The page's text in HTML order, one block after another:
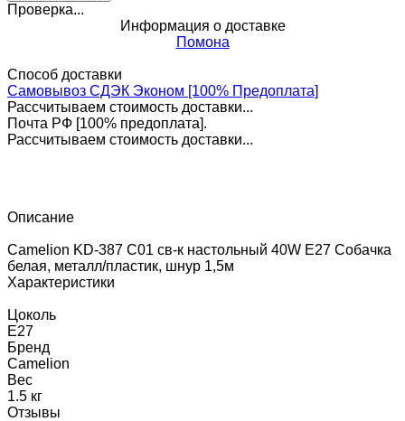
Проверка...
Информация о доставке
Помона
Способ доставки
Самовывоз СДЭК Эконом [100% Предоплата]
Рассчитываем стоимость доставки...
Почта РФ [100% предоплата].
Рассчитываем стоимость доставки...
Описание
Camelion KD-387 C01 св-к настольный 40W E27 Собачка
белая, металл/пластик, шнур 1,5м
Характеристики
Цоколь
E27
Бренд
Camelion
Вес
1.5 кг
Отзывы